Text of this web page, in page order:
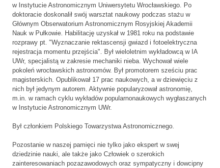
w Instytucie Astronomicznym Uniwersytetu Wrocławskiego. Po
doktoracie doskonalił swój warsztat naukowy podczas stażu w
Głównym Obserwatorium Astronomicznym Rosyjskiej Akademii
Nauk w Pułkowie. Habilitację uzyskał w 1981 roku na podstawie
rozprawy pt. "Wyznaczanie rektascensji gwiazd i fotoelektryczna
rejestracja momentu przejścia". Był wieloletnim wykładowcą w IA
UWr, specjalistą w zakresie mechaniki nieba. Wychował wiele
pokoleń wrocławskich astronomów. Był promotorem sześciu prac
magisterskich. Opublikował 17 prac naukowych, a w dziewięciu z
nich był jedynym autorem. Aktywnie popularyzował astronomię,
m.in. w ramach cyklu wykładów popularnonaukowych wygłaszanych
w Instytucie Astronomicznym UWr.
Był członkiem Polskiego Towarzystwa Astronomicznego.
Pozostanie w naszej pamięci nie tylko jako ekspert w swej
dziedzinie nauki, ale także jako Człowiek o szerokich
zainteresowaniach pozazawodowych oraz sympatyczny i dowcipny